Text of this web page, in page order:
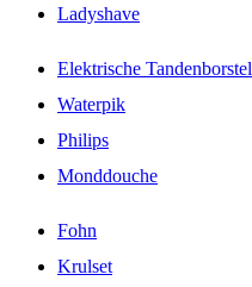
Ladyshave
Elektrische Tandenborstel
Waterpik
Philips
Monddouche
Fohn
Krulset